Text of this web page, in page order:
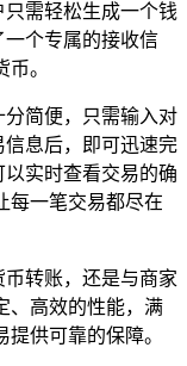
需轻松生成一个钱
个专属的接收信
。
简便，只需输入对
息后，即可迅速完
实时查看交易的确
每一笔交易都尽在
转账，还是与商家
、高效的性能，满
供可靠的保障。